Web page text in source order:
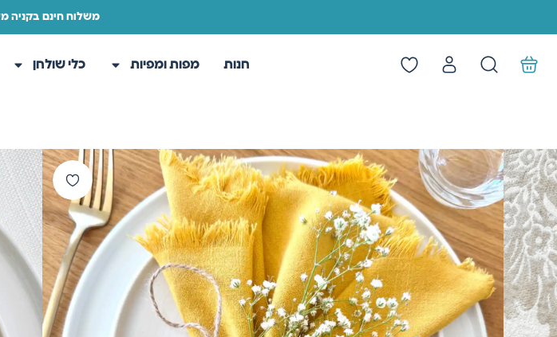
משלוח חינם בקניה מעל
חנות מפות ומפיות כלי שולחן